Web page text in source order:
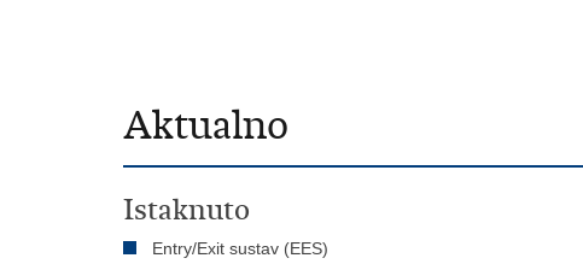
Aktualno
Istaknuto
Entry/Exit sustav (EES)